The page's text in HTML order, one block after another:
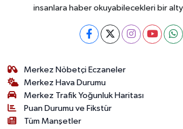
insanlara haber okuyabilecekleri bir
Merkez Nöbetçi Eczaneler
Merkez Hava Durumu
Merkez Trafik Yoğunluk Haritası
Puan Durumu ve Fikstür
Tüm Manşetler